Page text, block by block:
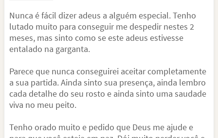
Nunca é fácil dizer adeus a alguém especial. Tenho
lutado muito para conseguir me despedir nestes 2
meses, mas sinto como se este adeus estivesse
entalado na garganta.
Parece que nunca conseguirei aceitar completamente
a sua partida. Ainda sinto sua presença, ainda lembro
cada detalhe do seu rosto e ainda sinto uma saudade
viva no meu peito.
Tenho orado muito e pedido que Deus me ajude e